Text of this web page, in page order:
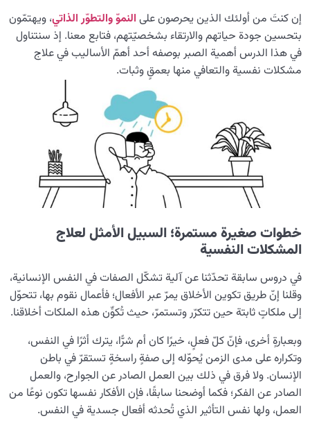
الخيال والنيّة: آلياتان مؤثرتان في تسهيل أو إعاقة مسار الحياة
وتحقيق الأهداف
ضبط النفس: ماهيته ودوره في كبح الأفكار السلبية
دراسة في الفرق بين الخير والشر، ومطلقية موقعهما أو نسبيته
ما هي أهم معايير التمييز بين الخير والشر في القرارات
اليومية؟
مقارنة نتائج المثابرة في الخير والشر: لماذا يدوم الخير ويزول
أهل البيت (عليهم السلام) محور الخير والبركة في المعارف
هل العمل الصالح مقبول دائماً؟ بحث في المعيار الأساسي
منشأ التفكير الإيجابي الإسلامي وكيف يؤدي إلى إصلاح أسلوب
الحياة
دور الصبر في اكتساب قلب سليم: لماذا يُعدّ الصبر مفتاح
سلامة القلب؟
أنواع الصبر ودورها المحوري في تحديد مسار الحياة
هل ترتبط سلامة قلب الإنسان بقدرته على ضبط الخيال؟ وما
إن كنتَ من أولئك الذين يحرصون على النموّ والتطوّر الذاتي، ويهتمّون
بتحسين جودة حياتهم والارتقاء بشخصيّتهم، فتابع معنا. إذ سنتناول
في هذا الدرس أهمية الصبر بوصفه أحد أهمّ الأساليب في علاج
مشكلات نفسية والتعافي منها بعمقٍ وثبات.
خطوات صغيرة مستمرة؛ السبيل الأمثل لعلاج
المشكلات النفسية
في دروس سابقة تحدّثنا عن آلية تشكّل الصفات في النفس الإنسانية،
وقلنا إنّ طريق تكوين الأخلاق يمرّ عبر الأفعال؛ فأعمال نقوم بها، تتحوّل
إلى ملكاتٍ ثابتة حين تتكرّر وتستمرّ، حيث تُكوِّن هذه الملكات أخلاقنا.
وبعبارةٍ أخرى، فإنّ كلّ فعلٍ، خيرًا كان أم شرًّا، يترك أثرًا في النفس،
وتكراره على مدى الزمن يُحوّله إلى صفةٍ راسخةٍ تستقرّ في باطن
الإنسان. ولا فرق في ذلك بين العمل الصادر عن الجوارح، والعمل
الصادر عن الفكر؛ فكما أوضحنا سابقًا، فإن الأفكار نفسها تكون نوعًا من
العمل، ولها نفس التأثير الذي تُحدثه أفعال جسدية في النفس.